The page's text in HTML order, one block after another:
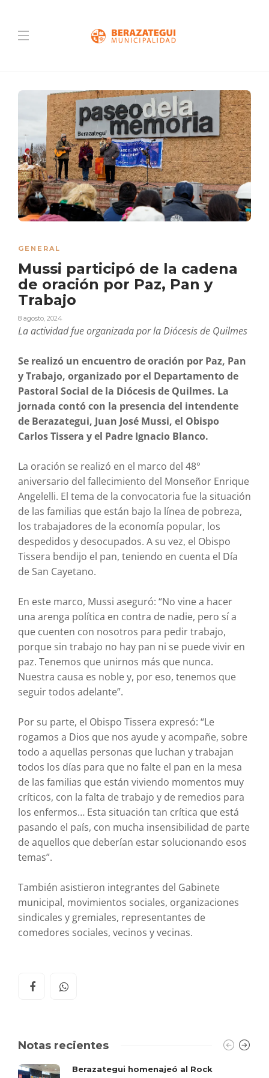
GENERAL
Mussi participó de la cadena
de oración por Paz, Pan y
Trabajo
8 agosto, 2024
La actividad fue organizada por la Diócesis de Quilmes
Se realizó un encuentro de oración por Paz, Pan
y Trabajo, organizado por el Departamento de
Pastoral Social de la Diócesis de Quilmes. La
jornada contó con la presencia del intendente
de Berazategui, Juan José Mussi, el Obispo
Carlos Tissera y el Padre Ignacio Blanco.
La oración se realizó en el marco del 48°
aniversario del fallecimiento del Monseñor Enrique
Angelelli. El tema de la convocatoria fue la situación
de las familias que están bajo la línea de pobreza,
los trabajadores de la economía popular, los
despedidos y desocupados. A su vez, el Obispo
Tissera bendijo el pan, teniendo en cuenta el Día
de San Cayetano.
En este marco, Mussi aseguró: “No vine a hacer
una arenga política en contra de nadie, pero sí a
que cuenten con nosotros para pedir trabajo,
porque sin trabajo no hay pan ni se puede vivir en
paz. Tenemos que unirnos más que nunca.
Nuestra causa es noble y, por eso, tenemos que
seguir todos adelante”.
Por su parte, el Obispo Tissera expresó: “Le
rogamos a Dios que nos ayude y acompañe, sobre
todo a aquellas personas que luchan y trabajan
todos los días para que no falte el pan en la mesa
de las familias que están viviendo momentos muy
críticos, con la falta de trabajo y de remedios para
los enfermos… Esta situación tan crítica que está
pasando el país, con mucha insensibilidad de parte
de aquellos que deberían estar solucionando esos
temas”.
También asistieron integrantes del Gabinete
municipal, movimientos sociales, organizaciones
sindicales y gremiales, representantes de
comedores sociales, vecinos y vecinas.
Notas recientes
Berazategui homenajeó al Rock